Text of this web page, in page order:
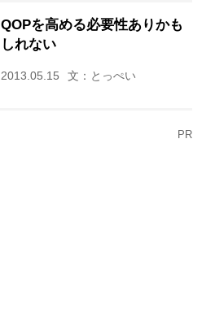
QOPを高める必要性ありかも
しれない
2013.05.15 文：とっぺい
PR